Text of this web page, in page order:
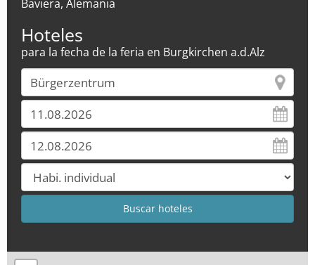
Baviera, Alemania
Hoteles
para la fecha de la feria en Burgkirchen a.d.Alz